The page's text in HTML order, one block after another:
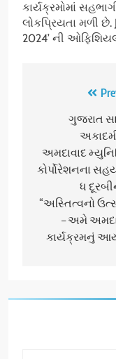
કાર્યક્રમોમાં
લોકપ્રિયતા મળી છે.
2024’ ની
navigation
ગુજરાત
અમદાવાદ
કોર્પોરેશનના
ધ
“અસ્તિત્વનો
– અમે
કાર્યક્રમનું